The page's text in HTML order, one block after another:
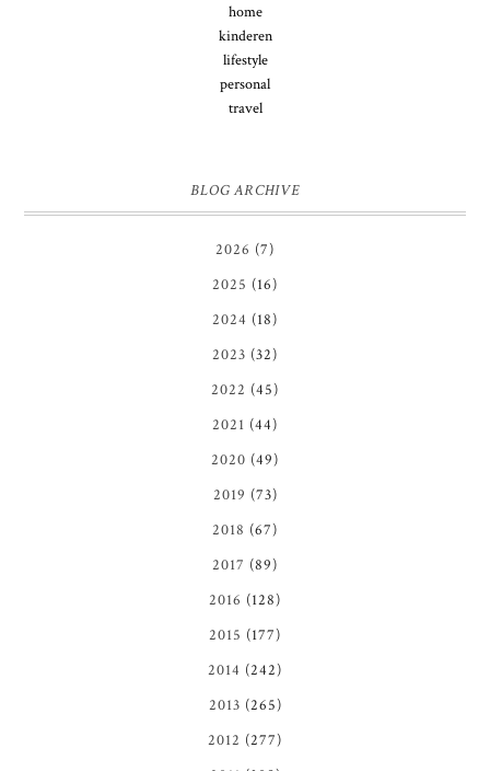
home
kinderen
lifestyle
personal
travel
BLOG ARCHIVE
2026 (7)
2025 (16)
2024 (18)
2023 (32)
2022 (45)
2021 (44)
2020 (49)
2019 (73)
2018 (67)
2017 (89)
2016 (128)
2015 (177)
2014 (242)
2013 (265)
2012 (277)